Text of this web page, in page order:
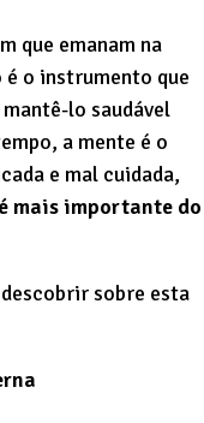
que emanam na
o instrumento que
lo saudável
a mente é o
e mal cuidada,
mais importante do
sobre esta